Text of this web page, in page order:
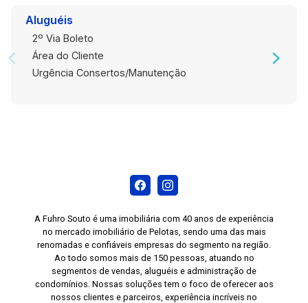
Aluguéis
2º Via Boleto
Área do Cliente
Urgência Consertos/Manutenção
A Fuhro Souto é uma imobiliária com 40 anos de experiência
no mercado imobiliário de Pelotas, sendo uma das mais
renomadas e confiáveis empresas do segmento na região.
Ao todo somos mais de 150 pessoas, atuando no
segmentos de vendas, aluguéis e administração de
condomínios. Nossas soluções tem o foco de oferecer aos
nossos clientes e parceiros, experiência incríveis no